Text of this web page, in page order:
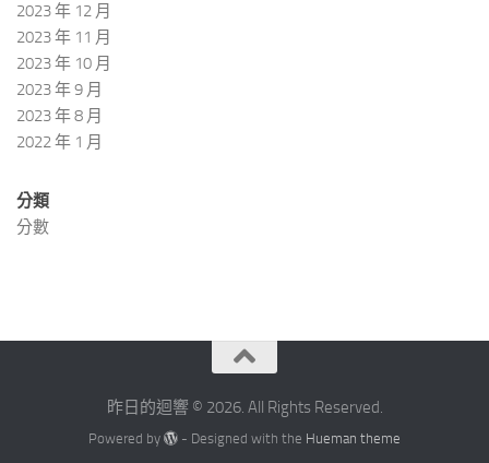
2023 年 12 月
2023 年 11 月
2023 年 10 月
2023 年 9 月
2023 年 8 月
2022 年 1 月
分類
分數
昨日的迴響 © 2026. All Rights Reserved.
Powered by - Designed with the Hueman theme